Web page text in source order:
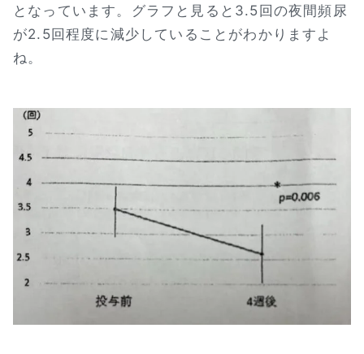
となっています。グラフと見ると3.5回の夜間頻尿
が2.5回程度に減少していることがわかりますよ
ね。